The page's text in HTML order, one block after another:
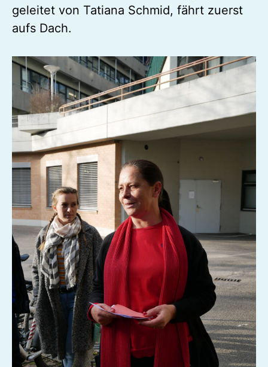
geleitet von Tatiana Schmid, fährt zuerst
aufs Dach.